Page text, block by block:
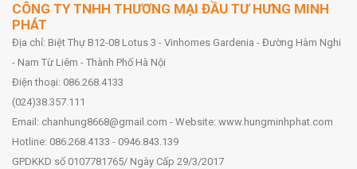
CÔNG TY TNHH THƯƠNG MẠI ĐẦU TƯ HƯNG MINH
PHÁT
Địa chỉ: Biệt Thự B12-08 Lotus 3 - Vinhomes Gardenia - Đường Hàm Nghi
- Nam Từ Liêm - Thành Phố Hà Nội
Điện thoại: 086.268.4133
(024)38.357.111
Email: chanhung8668@gmail.com - Website: www.hungminhphat.com
Hotline: 086.268.4133 - 0946.843.139
GPDKKD số 0107781765/ Ngày Cấp 29/3/2017